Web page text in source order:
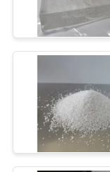
ΓΎΡΟΣ
ΠΟΙΟΤΙΚΌΣ
ΈΛΕΓΧΟΣ
κάψα